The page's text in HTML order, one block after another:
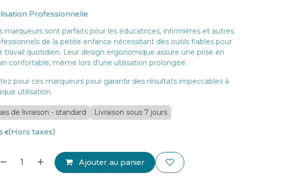
Professionnelle
marqueurs sont parfaits pour les éducatrices, infirmières et autres
de la petite enfance nécessitant des outils fiables pour
travail quotidien. Leur design ergonomique assure une prise en
confortable, même lors d'une utilisation prolongée.
pour ces marqueurs pour garantir des résultats impeccables à
utilisation.
de livraison - standard Livraison sous 7 jours
€(Hors taxes)
Ajouter au panier